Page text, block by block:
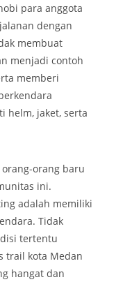
para anggota
dengan
membuat
menjadi contoh
memberi
helm, jaket, serta
orang baru
ini.
adalah memiliki
Tidak
tertentu
trail kota Medan
hangat dan